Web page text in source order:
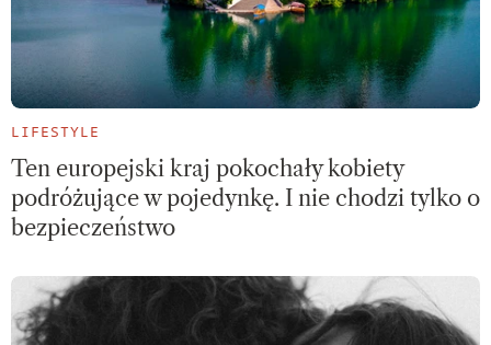
LIFESTYLE
Ten europejski kraj pokochały kobiety
podróżujące w pojedynkę. I nie chodzi tylko o
bezpieczeństwo